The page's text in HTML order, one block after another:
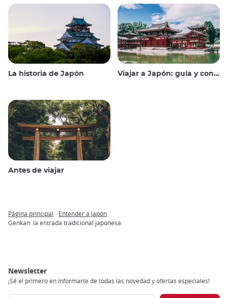
La historia de Japón Viajar a Japón: guía y consejos
Antes de viajar
Breadcrumb
Página principal
Entender a Japón
Genkan: la entrada tradicional japonesa
Newsletter
¡Sé el primero en informarte de todas las novedad y ofertas especiales!